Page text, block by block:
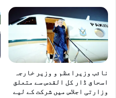
نائب وزیراعظم و وزیر خارجہ
اسحاق ڈار کل القدس سے متعلق
وزارتی اجلاس میں شرکت کے لیے